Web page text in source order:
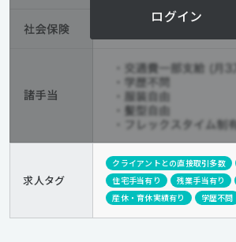
ログイン
求人タグ
クライアントとの直接取引多数
住宅手当有り
残業手当有り
産休・育休実績有り
学歴不問